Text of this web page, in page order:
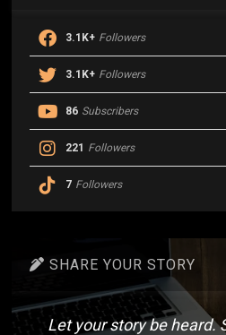
3.1K+ Followers
3.1K+ Followers
86 Subscribers
221 Followers
7 Followers
SHARE YOUR STORY
Let your story be heard.